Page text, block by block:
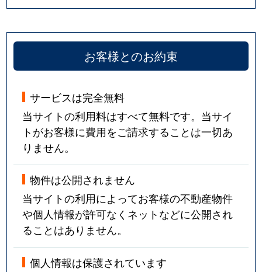
お客様とのお約束
サービスは完全無料
当サイトの利用料はすべて無料です。当サイ
トがお客様に費用をご請求することは一切あ
りません。
物件は公開されません
当サイトの利用によってお客様の不動産物件
や個人情報が許可なくネットなどに公開され
ることはありません。
個人情報は保護されています